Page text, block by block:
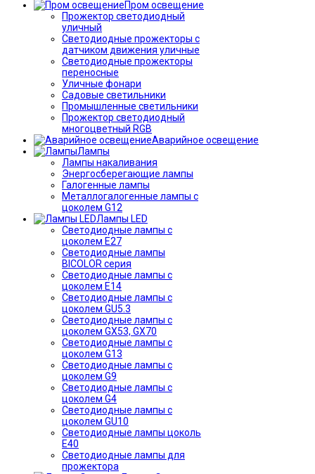
Пром освещение
Прожектор светодиодный
уличный
Светодиодные прожекторы с
датчиком движения уличные
Светодиодные прожекторы
переносные
Уличные фонари
Садовые светильники
Промышленные светильники
Прожектор светодиодный
многоцветный RGB
Аварийное освещение
Лампы
Лампы накаливания
Энергосберегающие лампы
Галогенные лампы
Металлогалогенные лампы с
цоколем G12
Лампы LED
Светодиодные лампы с
цоколем E27
Светодиодные лампы
BICOLOR серия
Светодиодные лампы с
цоколем E14
Светодиодные лампы с
цоколем GU5.3
Светодиодные лампы с
цоколем GX53, GX70
Светодиодные лампы с
цоколем G13
Светодиодные лампы с
цоколем G9
Светодиодные лампы с
цоколем G4
Светодиодные лампы с
цоколем GU10
Светодиодные лампы цоколь
Е40
Светодиодные лампы для
прожектора